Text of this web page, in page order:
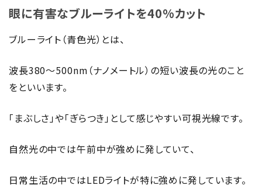
眼に有害なブルーライトを40%カット
ブルーライト（青色光）とは、
波長380～500nm（ナノメートル）の短い波長の光のこと
をといいます。
「まぶしさ」や「ぎらつき」として感じやすい可視光線です。
自然光の中では午前中が強めに発していて、
日常生活の中ではLEDライトが特に強めに発しています。